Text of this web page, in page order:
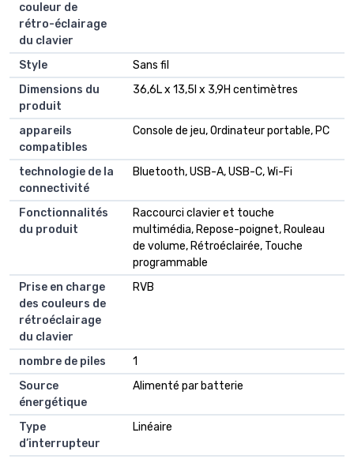
couleur de
rétro-éclairage
du clavier
Style
Sans fil
Dimensions du
produit
36,6L x 13,5l x 3,9H centimètres
appareils
compatibles
Console de jeu, Ordinateur portable, PC
technologie de la
connectivité
Bluetooth, USB-A, USB-C, Wi-Fi
Fonctionnalités
du produit
Raccourci clavier et touche
multimédia, Repose-poignet, Rouleau
de volume, Rétroéclairée, Touche
programmable
Prise en charge
des couleurs de
rétroéclairage
du clavier
RVB
nombre de piles
1
Source
énergétique
Alimenté par batterie
Type
d’interrupteur
Linéaire